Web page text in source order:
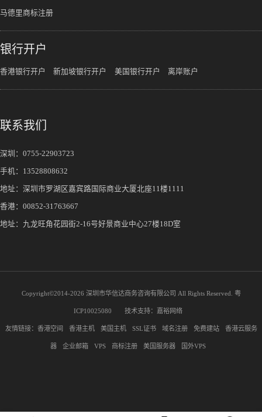
马德里商标注册
银行开户
香港银行开户 新加坡银行开户 美国银行开户 离岸账户
联系我们
深圳： 0755-22903723
手机： 13528808632
地址：深圳市罗湖区嘉宾路国际商业大厦北座11楼1111
香港：00852-31763667
地址：九龙旺角花园街2-16号好景商业中心27楼18D室
Copyright©2014-2026 深圳市华信达商务咨询有限公司 All Rights Reserved. 粤
ICP10025080 技术支持： 嘉裕网络
友情链接： 香港空间 香港主机 美国主机 SSL证书 域名注册 免费建站 香港云服务
器 企业邮箱 VPS 商标注册 美国服务器 国外VPS